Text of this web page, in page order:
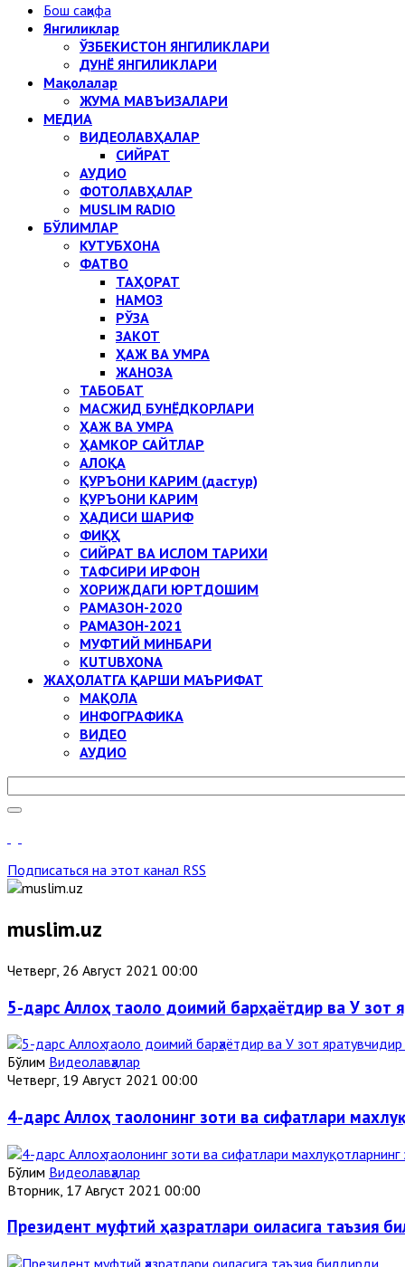
Бош саҳифа
Янгиликлар
ЎЗБЕКИСТОН ЯНГИЛИКЛАРИ
ДУНЁ ЯНГИЛИКЛАРИ
Мақолалар
ЖУМА МАВЪИЗАЛАРИ
МЕДИА
ВИДЕОЛАВҲАЛАР
СИЙРАТ
АУДИО
ФОТОЛАВҲАЛАР
MUSLIM RADIO
БЎЛИМЛАР
КУТУБХОНА
ФАТВО
ТАҲОРАТ
НАМОЗ
РЎЗА
ЗАКОТ
ҲАЖ ВА УМРА
ЖАНОЗА
ТАБОБАТ
МАСЖИД БУНЁДКОРЛАРИ
ҲАЖ ВА УМРА
ҲАМКОР САЙТЛАР
АЛОҚА
ҚУРЪОНИ КАРИМ (дастур)
ҚУРЪОНИ КАРИМ
ҲАДИСИ ШАРИФ
ФИҚҲ
СИЙРАТ ВА ИСЛОМ ТАРИХИ
ТАФСИРИ ИРФОН
ХОРИЖДАГИ ЮРТДОШИМ
РАМАЗОН-2020
РАМАЗОН-2021
МУФТИЙ МИНБАРИ
KUTUBXONA
ЖАҲОЛАТГА ҚАРШИ МАЪРИФАТ
МАҚОЛА
ИНФОГРАФИКА
ВИДЕО
АУДИО
Подписаться на этот канал RSS
muslim.uz
Четверг, 26 Август 2021 00:00
5-дарс Аллоҳ таоло доимий барҳаётдир ва У зот
Бўлим Видеолавҳалар
Четверг, 19 Август 2021 00:00
4-дарс Аллоҳ таолонинг зоти ва сифатлари
Бўлим Видеолавҳалар
Вторник, 17 Август 2021 00:00
Президент муфтий ҳазратлари оиласига таъзия